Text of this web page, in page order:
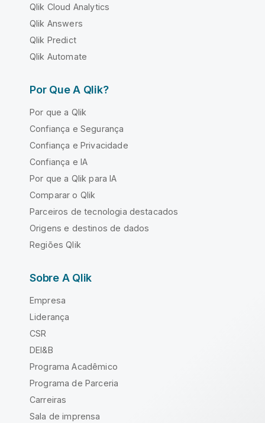
Qlik Cloud Analytics
Qlik Answers
Qlik Predict
Qlik Automate
Por Que A Qlik?
Por que a Qlik
Confiança e Segurança
Confiança e Privacidade
Confiança e IA
Por que a Qlik para IA
Comparar o Qlik
Parceiros de tecnologia destacados
Origens e destinos de dados
Regiões Qlik
Sobre A Qlik
Empresa
Liderança
CSR
DEI&B
Programa Acadêmico
Programa de Parceria
Carreiras
Sala de imprensa